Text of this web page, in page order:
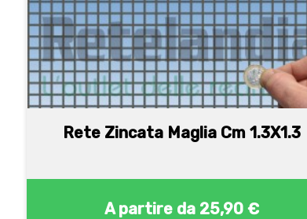
Rete Zincata Maglia Cm 1.3X1.3
A partire da 25,90 €